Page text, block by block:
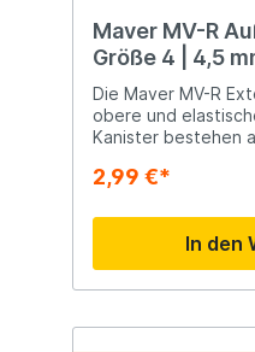
Maver MV-R
Größe 4 | 4,5
Die Maver MV-R
obere und
Kanister bestehen
das Gummiband
2,99 €*
In den